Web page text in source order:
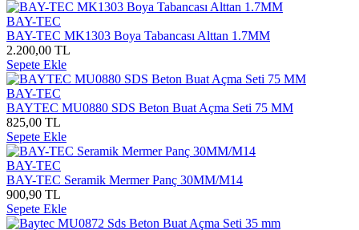
BAY-TEC
BAY-TEC MK1303 Boya Tabancası Alttan 1.7MM
2.200,00 TL
Sepete Ekle
BAY-TEC
BAYTEC MU0880 SDS Beton Buat Açma Seti 75 MM
825,00 TL
Sepete Ekle
BAY-TEC
BAY-TEC Seramik Mermer Panç 30MM/M14
900,90 TL
Sepete Ekle